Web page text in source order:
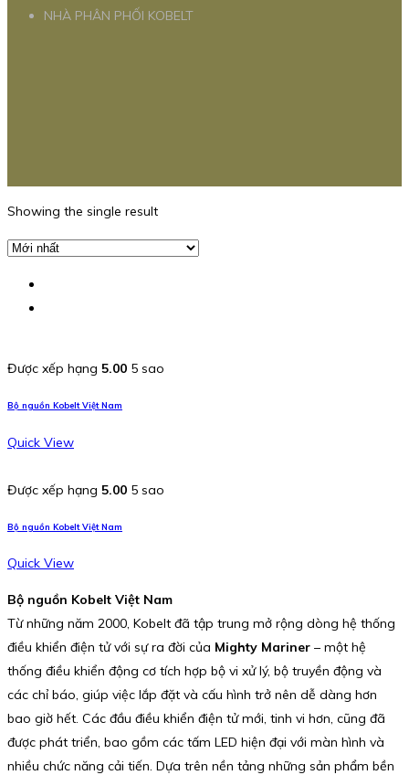
NHÀ PHÂN PHỐI KOBELT
Showing the single result
Được xếp hạng 5.00 5 sao
Bộ nguồn Kobelt Việt Nam
Quick View
Được xếp hạng 5.00 5 sao
Bộ nguồn Kobelt Việt Nam
Quick View
Bộ nguồn Kobelt Việt Nam
Từ những năm 2000, Kobelt đã tập trung mở rộng dòng hệ thống
điều khiển điện tử với sự ra đời của Mighty Mariner – một hệ
thống điều khiển động cơ tích hợp bộ vi xử lý, bộ truyền động và
các chỉ báo, giúp việc lắp đặt và cấu hình trở nên dễ dàng hơn
bao giờ hết. Các đầu điều khiển điện tử mới, tinh vi hơn, cũng đã
được phát triển, bao gồm các tấm LED hiện đại với màn hình và
nhiều chức năng cải tiến. Dựa trên nền tảng những sản phẩm bền